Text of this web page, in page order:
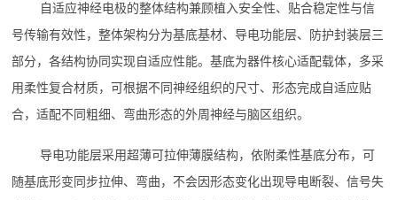
自适应神经电极的整体结构兼顾植入安全性、贴合稳定性与信
号传输有效性，整体架构分为基底基材、导电功能层、防护封装层三
部分，各结构协同实现自适应性能。基底为器件核心适配载体，多采
用柔性复合材质，可根据不同神经组织的尺寸、形态完成自适应贴
合，适配不同粗细、弯曲形态的外周神经与脑区组织。
导电功能层采用超薄可拉伸薄膜结构，依附柔性基底分布，可
随基底形变同步拉伸、弯曲，不会因形态变化出现导电断裂、信号失